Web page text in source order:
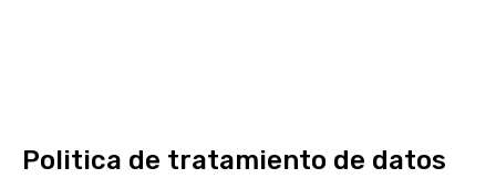
Politica de tratamiento de datos